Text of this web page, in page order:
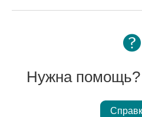
Нужна помощь?